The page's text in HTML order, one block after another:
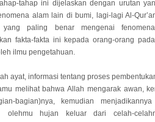
tahap ini dijelaskan dengan urutan
alam lain di bumi, lagi-lagi Al-
yang paling benar mengenai
fakta-fakta ini kepada orang-orang
ilmu pengetahuan.
ayat, informasi tentang proses
melihat bahwa Allah mengarak awan,
bagian)nya, kemudian
olehmu hujan keluar dari celah-